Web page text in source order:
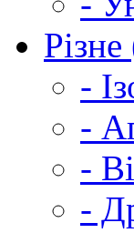
-
-
-
-